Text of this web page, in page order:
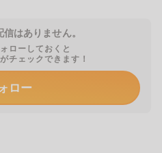
はありません。
ローしておくと
チェックできます！
ロー